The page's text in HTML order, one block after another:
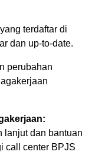
terdaftar di
dan up-to-date.
perubahan
lanjut dan bantuan
call center BPJS